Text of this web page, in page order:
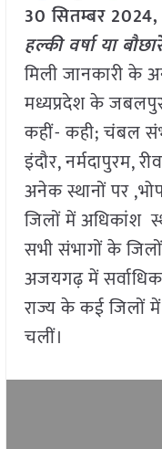
30 सितम्बर 2024,
हल्की वर्षा या
मिली जानकारी के
मध्यप्रदेश के
कहीं- कही; चंबल
इंदौर, नर्मदापुरम,
अनेक स्थानों पर
जिलों में अधिकांश
सभी संभागों के
अजयगढ़ में सर्वाधिक
राज्य के कई जिलों
चलीं।